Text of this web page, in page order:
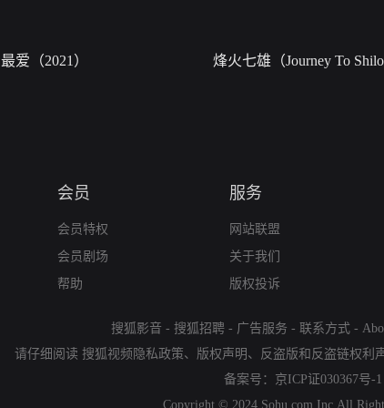
最爱（2021） 烽火七雄（Journey To
会员
会员特权
会员剧场
帮助
服务
网站联盟
关于我们
版权投诉
搜狐影音 - 搜狐招聘 - 广告服务 - 联系方式 -
请仔细阅读 搜狐视频隐私政策、 版权声明 、 反盗版和反盗链权利
备案号： 京ICP证030367号-1
Copyright © 2024 Sohu.com Inc.All